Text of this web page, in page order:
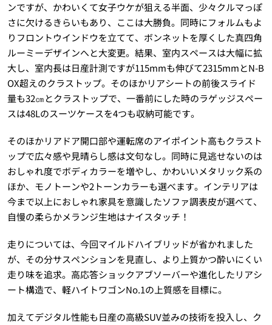
ンですが、かわいくて女子ウケが狙える半面、少々クルマっぽ
さに欠けるきらいもあり、ここは大勝負。同時にフォルムもよ
りフロントウインドウを立てて、ボンネットを厚くした真四角
ルーミーデザインへと大変更。結果、室内スペースは大幅に拡
大し、室内長は日産計測ですが115mmも伸びて2315mmとN-B
OX超えのクラストップ。そのほかリアシートの前後スライド
量も32㎝とクラストップで、一番前にした時のラゲッジスペー
スは48Lのスーツケースを4つも収納可能です。
そのほかリアドア開口部や運転席のアイポイント高もクラスト
ップで広々感や見晴らし感は文句なし。同時に見逃せないのは
おしゃれ度でボディカラーを増やし、かわいいメタリック系の
ほか、モノトーンや2トーンカラーも選べます。インテリアは
今まで以上におしゃれ家具を意識したソファ調表皮が選べて、
自慢の柔らかメランジ生地はナイスタッチ！
走りについては、今回マイルドハイブリッドが省かれました
が、その分サスペンションを見直し、より上質かつ酔いにくい
走り味を追求。高応答ショックアブソーバーや進化したリアシ
ート構造で、軽ハイトワゴンNo.1の上質感を目標に。
加えてデジタル性能も日産の高級SUV並みの技術を投入し、ク